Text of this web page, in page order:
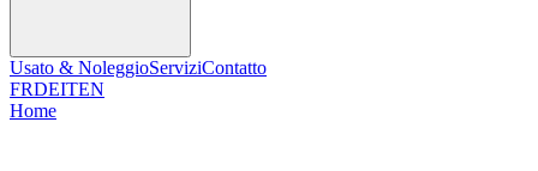
Usato & NoleggioServiziContatto
FRDEITEN
Home